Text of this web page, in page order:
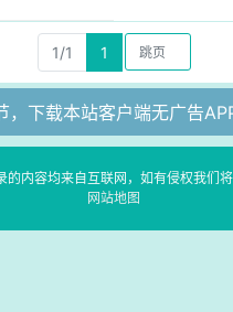
1/1 1
，下载本站客户端无广告
的内容均来自互联网，如有侵权我们将
网站地图